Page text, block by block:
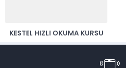
KESTEL HIZLI OKUMA KURSU